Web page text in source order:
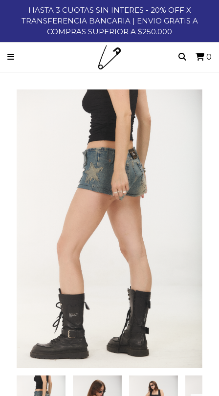
HASTA 3 CUOTAS SIN INTERES - 20% OFF X
TRANSFERENCIA BANCARIA | ENVIO GRATIS A
COMPRAS SUPERIOR A $250.000
0